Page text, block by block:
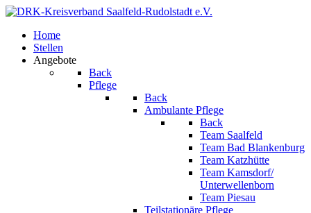
Home
Stellen
Angebote
Back
Pflege
Back
Ambulante Pflege
Back
Team Saalfeld
Team Bad Blankenburg
Team Katzhütte
Team Kamsdorf/
Unterwellenborn
Team Piesau
Teilstationäre Pflege